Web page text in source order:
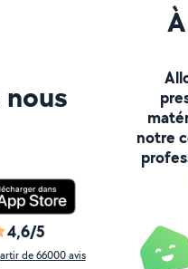
4,6/5
de 66000 avis
notre